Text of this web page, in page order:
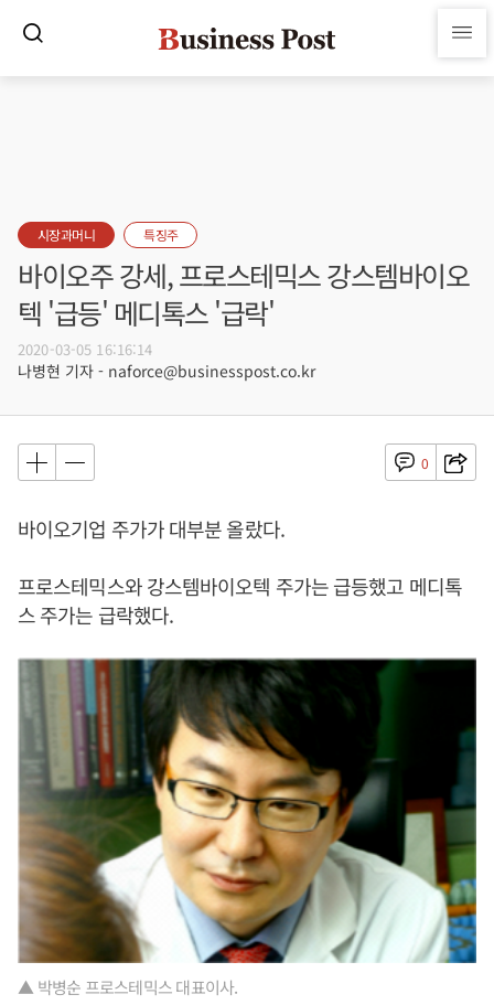
시장과머니 특징주
바이오주 강세, 프로스테믹스 강스템바이오
텍 '급등' 메디톡스 '급락'
2020-03-05 16:16:14
나병현 기자 - naforce@businesspost.co.kr
0
바이오기업 주가가 대부분 올랐다.
프로스테믹스와 강스템바이오텍 주가는 급등했고 메디톡
스 주가는 급락했다.
▲ 박병순 프로스테믹스 대표이사.